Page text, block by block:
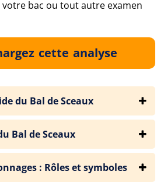
bac ou tout autre examen
cette analyse
du Bal de Sceaux
Bal de Sceaux
: Rôles et symboles